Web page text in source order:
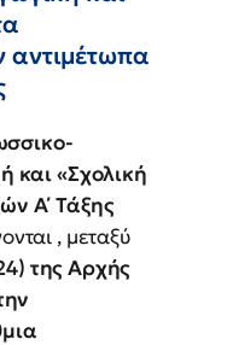
αντιμέτωπα
και «Σχολική
Α΄ Τάξης
, μεταξύ
της Αρχής